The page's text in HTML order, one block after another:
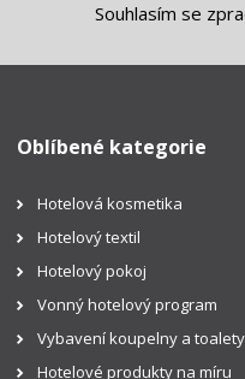
Souhlasím se
Oblíbené kategorie
Hotelová kosmetika
Hotelový textil
Hotelový pokoj
Vonný hotelový program
Vybavení koupelny a toalety
Hotelové produkty na míru